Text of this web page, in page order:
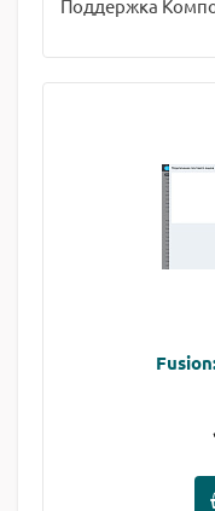
Поддержка